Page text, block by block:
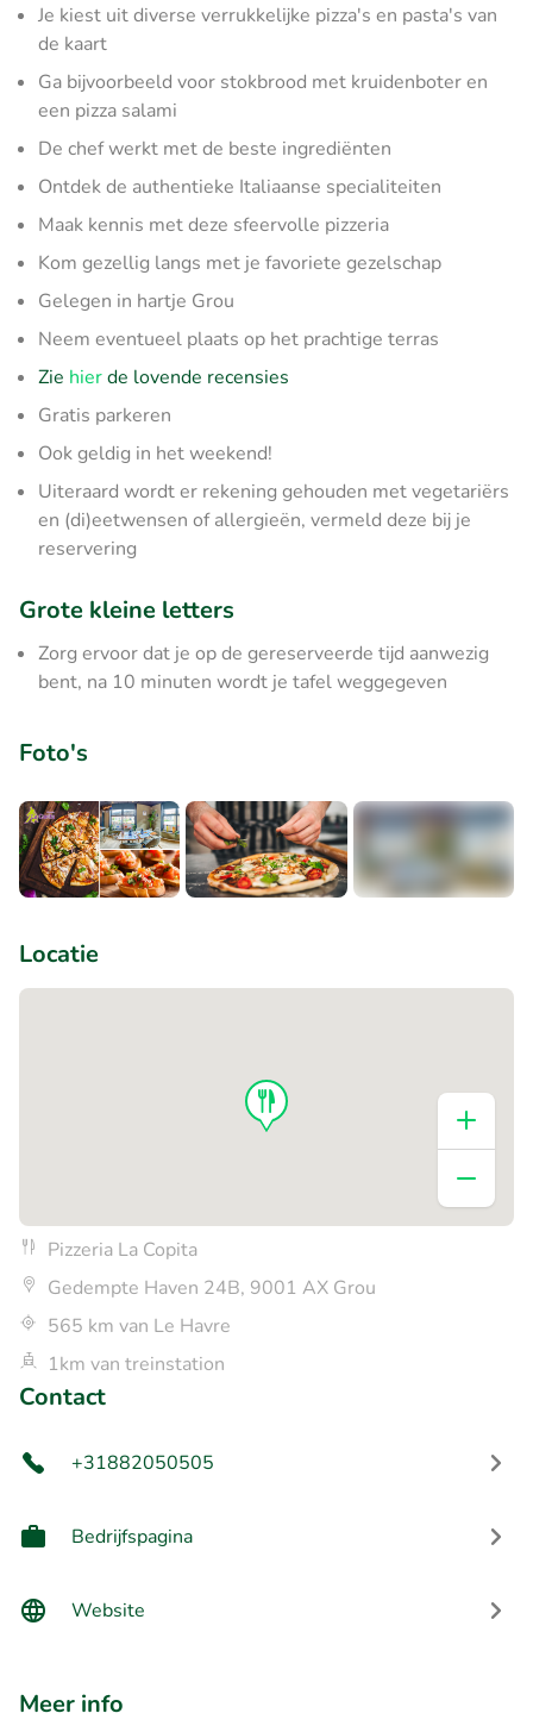
Je kiest uit diverse verrukkelijke pizza's en pasta's van
de kaart
Ga bijvoorbeeld voor stokbrood met kruidenboter en
een pizza salami
De chef werkt met de beste ingrediënten
Ontdek de authentieke Italiaanse specialiteiten
Maak kennis met deze sfeervolle pizzeria
Kom gezellig langs met je favoriete gezelschap
Gelegen in hartje Grou
Neem eventueel plaats op het prachtige terras
Zie hierde lovende recensies
Gratis parkeren
Ook geldig in het weekend!
Uiteraard wordt er rekening gehouden met vegetariërs
en (di)eetwensen of allergieën, vermeld deze bij je
reservering
Grote kleine letters
Zorg ervoor dat je op de gereserveerde tijd aanwezig
bent, na 10 minuten wordt je tafel weggegeven
Foto's
Locatie
Pizzeria La Copita
Gedempte Haven 24B, 9001 AX Grou
565 km van Le Havre
1km van treinstation
Contact
+31882050505
Bedrijfspagina
Website
Meer info